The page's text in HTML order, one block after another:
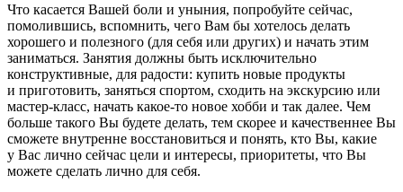
Что касается Вашей боли и уныния, попробуйте сейчас,
помолившись, вспомнить, чего Вам бы хотелось делать
хорошего и полезного (для себя или других) и начать этим
заниматься. Занятия должны быть исключительно
конструктивные, для радости: купить новые продукты
и приготовить, заняться спортом, сходить на экскурсию или
мастер-класс, начать какое-то новое хобби и так далее. Чем
больше такого Вы будете делать, тем скорее и качественнее Вы
сможете внутренне восстановиться и понять, кто Вы, какие
у Вас лично сейчас цели и интересы, приоритеты, что Вы
можете сделать лично для себя.